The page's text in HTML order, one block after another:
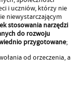
i uczniów, którzy nie
niewystarczającym
stosowania narzędzi
do rozwoju
przygotowane;
od orzeczenia, a